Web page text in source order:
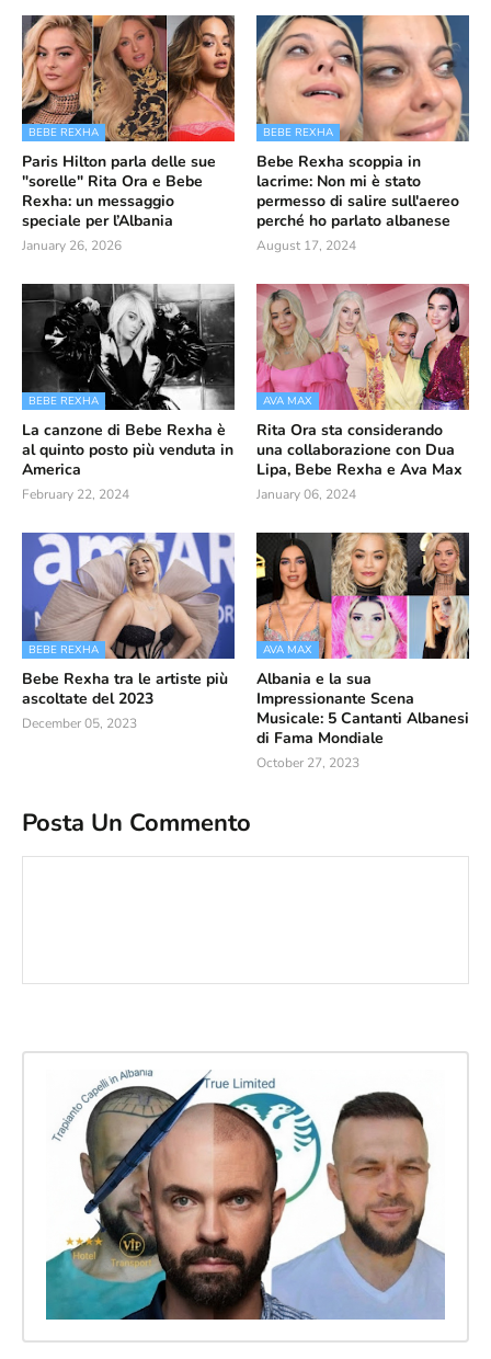
BEBE REXHA
Paris Hilton parla delle sue
"sorelle" Rita Ora e Bebe
Rexha: un messaggio
speciale per l’Albania
January 26, 2026
BEBE REXHA
Bebe Rexha scoppia in
lacrime: Non mi è stato
permesso di salire sull'aereo
perché ho parlato albanese
August 17, 2024
BEBE REXHA
La canzone di Bebe Rexha è
al quinto posto più venduta in
America
February 22, 2024
AVA MAX
Rita Ora sta considerando
una collaborazione con Dua
Lipa, Bebe Rexha e Ava Max
January 06, 2024
BEBE REXHA
Bebe Rexha tra le artiste più
ascoltate del 2023
December 05, 2023
AVA MAX
Albania e la sua
Impressionante Scena
Musicale: 5 Cantanti Albanesi
di Fama Mondiale
October 27, 2023
Posta Un Commento